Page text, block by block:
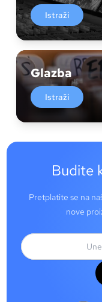
Istraži
Glazba
Istraži
Budite
Pretplatite se na
nove